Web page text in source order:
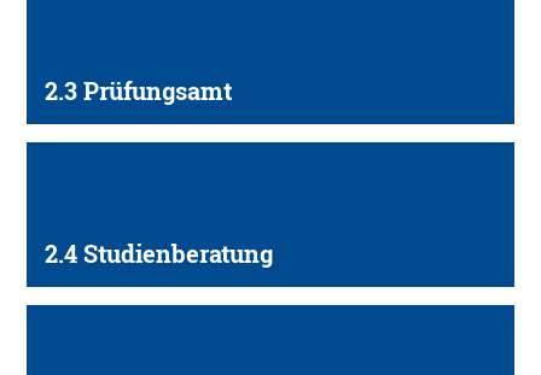
2.3 Prüfungsamt
2.4 Studienberatung